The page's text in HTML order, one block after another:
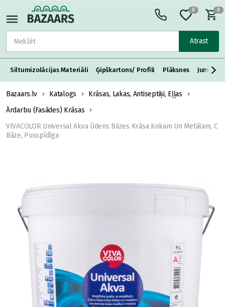
Atrast
0 0
Siltumizolācijas Materiāli Ģipškartons/ Profili Plāksnes Jumta
Bazaars.lv Katalogs
Krāsas, Lakas, Antiseptiķi, Eļļas
Ārdarbu (Fasādes) Krāsas
VIVACOLOR Universal Akva Ūdens Bāzes Krāsa Kokam Un Metālam, C
Bāze, Pusspīdīga